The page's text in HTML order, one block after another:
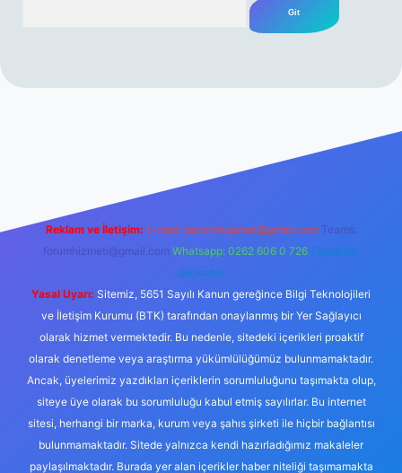
Reklam ve İletişim: E-mail: backlinkpaneli@gmail.com Teams:
forumhizmeti@gmail.com Whatsapp: 0262 606 0 726 Telegram:
@karabul
Yasal Uyarı: Sitemiz, 5651 Sayılı Kanun gereğince Bilgi Teknolojileri
ve İletişim Kurumu (BTK) tarafından onaylanmış bir Yer Sağlayıcı
olarak hizmet vermektedir. Bu nedenle, sitedeki içerikleri proaktif
olarak denetleme veya araştırma yükümlülüğümüz bulunmamaktadır.
Ancak, üyelerimiz yazdıkları içeriklerin sorumluluğunu taşımakta olup,
siteye üye olarak bu sorumluluğu kabul etmiş sayılırlar. Bu internet
sitesi, herhangi bir marka, kurum veya şahıs şirketi ile hiçbir bağlantısı
bulunmamaktadır. Sitede yalnızca kendi hazırladığımız makaleler
paylaşılmaktadır. Burada yer alan içerikler haber niteliği taşımamakta